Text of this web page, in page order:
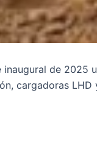
de 2025
cargadoras LHD